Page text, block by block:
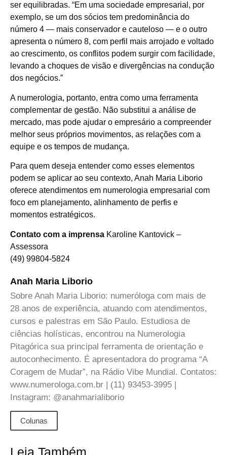
ser equilibradas. “Em uma sociedade empresarial, por
exemplo, se um dos sócios tem predominância do
número 4 — mais conservador e cauteloso — e o outro
apresenta o número 8, com perfil mais arrojado e voltado
ao crescimento, os conflitos podem surgir com facilidade,
levando a choques de visão e divergências na condução
dos negócios.”
A numerologia, portanto, entra como uma ferramenta
complementar de gestão. Não substitui a análise de
mercado, mas pode ajudar o empresário a compreender
melhor seus próprios movimentos, as relações com a
equipe e os tempos de mudança.
Para quem deseja entender como esses elementos
podem se aplicar ao seu contexto, Anah Maria Liborio
oferece atendimentos em numerologia empresarial com
foco em planejamento, alinhamento de perfis e
momentos estratégicos.
Contato com a imprensa Karoline Kantovick –
Assessora
(49) 99804-5824
Anah Maria Liborio
Sobre Anah Maria Liborio: numeróloga com mais de
28 anos de experiência, atuando com atendimentos,
cursos e palestras em São Paulo. Estudiosa de
ciências holísticas, encontrou na Numerologia
Pitagórica sua principal ferramenta de orientação e
autoconhecimento. É apresentadora do programa “A
Coragem de Mudar”, na Rádio Vibe Mundial. Contatos:
www.numerologa.com.br | (11) 93453-3995 |
Instagram: @anahmarialiborio
Colunas
Leia Também